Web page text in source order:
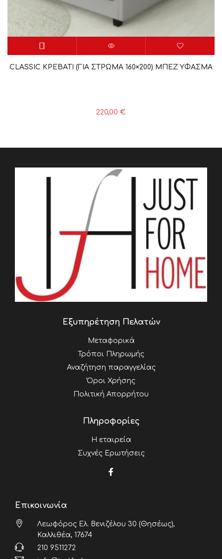
CLASSIC ΚΡΕΒΑΤΙ (ΓΙΑ ΣΤΡΩΜΑ 160×200) ΜΠΕΖ YΦΑΣΜΑ
220,00 €
Εξυπηρέτηση Πελατών
Μεταφορικά
Τρόποι Πληρωμής
Αναζήτηση παραγγελίας
Όροι Χρήσης
Πολιτική Απορρήτου
Πληροφορίες
Η εταιρεία
Συχνές Ερωτήσεις
Επικοινωνία
Λεωφόρος Ελ. Βενιζέλου 30 (Θησέως),
Καλλιθέα, 17674
210 9511272